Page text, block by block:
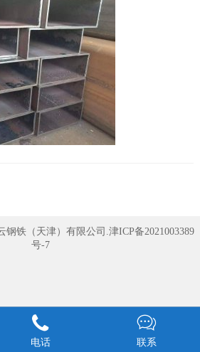
钢铁（天津）有限公司.津ICP备2021003389
号-7

电话

联系